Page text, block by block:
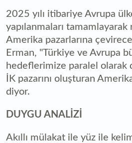
2025 yılı itibariye Avrupa
yapılanmaları
Amerika pazarlarına
Erman, "Türkiye ve Avrupa
hedeflerimize paralel olarak
İK pazarını oluşturan
diyor.
DUYGU ANALİZİ
Akıllı mülakat ile yüz ile